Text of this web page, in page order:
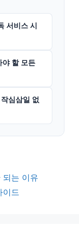
서비스 시
야 할 모든
심삼일 없
되는 이유
이드